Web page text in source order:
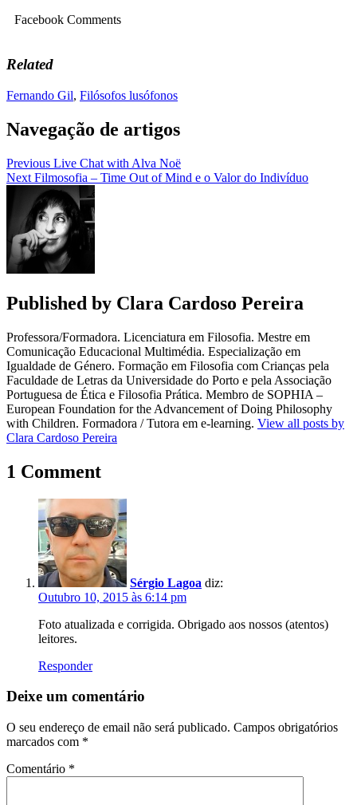
Facebook Comments
Related
Fernando Gil, Filósofos lusófonos
Navegação de artigos
Previous Live Chat with Alva Noë
Next Filmosofia – Time Out of Mind e o Valor do Indivíduo
Published by Clara Cardoso Pereira
Professora/Formadora. Licenciatura em Filosofia. Mestre em
Comunicação Educacional Multimédia. Especialização em
Igualdade de Género. Formação em Filosofia com Crianças pela
Faculdade de Letras da Universidade do Porto e pela Associação
Portuguesa de Ética e Filosofia Prática. Membro de SOPHIA –
European Foundation for the Advancement of Doing Philosophy
with Children. Formadora / Tutora em e-learning. View all posts by
Clara Cardoso Pereira
1 Comment
Sérgio Lagoa diz:
Outubro 10, 2015 às 6:14 pm
Foto atualizada e corrigida. Obrigado aos nossos (atentos)
leitores.
Responder
Deixe um comentário
O seu endereço de email não será publicado. Campos obrigatórios
marcados com *
Comentário *